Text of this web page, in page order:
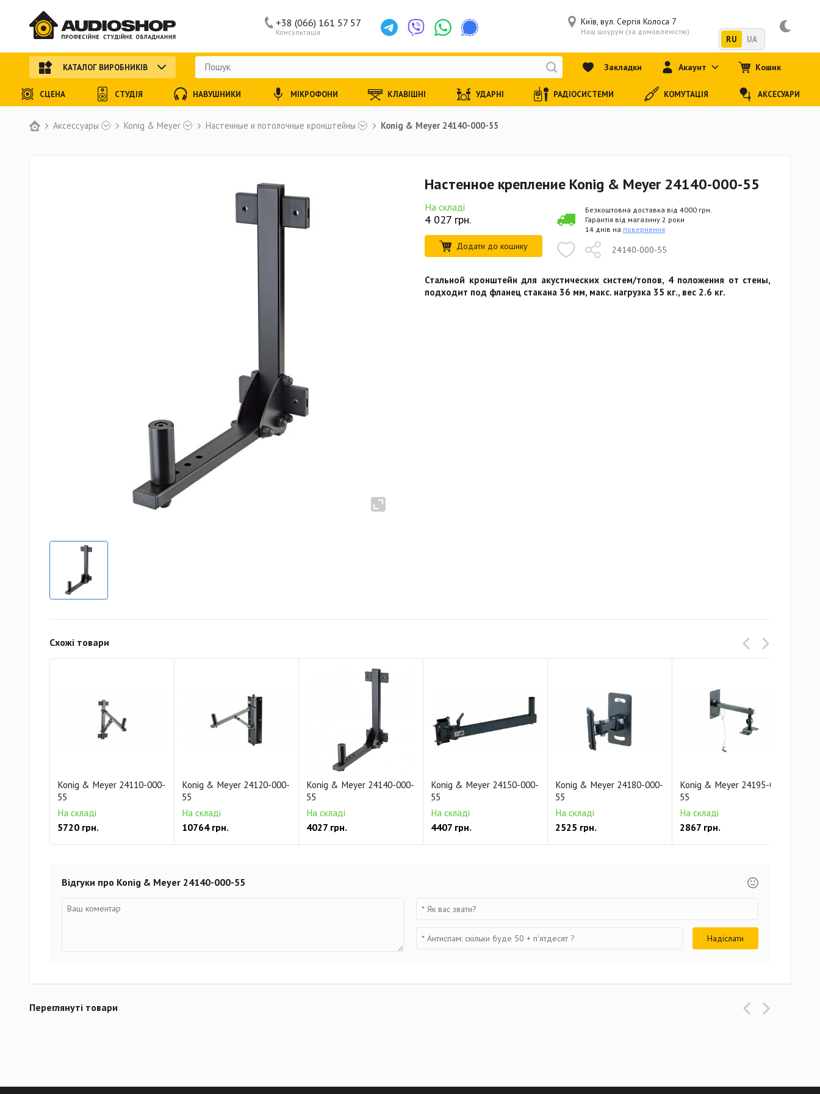
Аксессуары Konig & Meyer Настенные и потолочные кронштейны Konig & Meyer 24140-000-55
Настенное крепление Konig & Meyer 24140-000-55
На складі
4 027 грн.
Додати до кошику 24140-000-55
Безкоштовна доставка від 4000 грн.
Гарантія від магазину 2 роки
14 днів на повернення
Стальной кронштейн для акустических систем/топов, 4 положения от стены,
подходит под фланец стакана 36 мм, макс. нагрузка 35 кг., вес 2.6 кг.
Схожі товари
Konig & Meyer 24110-000-
55
На складі
5720 грн.
Konig & Meyer 24120-000-
55
На складі
10764 грн.
Konig & Meyer 24140-000-
55
На складі
4027 грн.
Konig & Meyer 24150-000-
55
На складі
4407 грн.
Konig & Meyer 24180-000-
55
На складі
2525 грн.
Konig & Meyer 24195-000-
55
На складі
2867 грн.
Відгуки про Konig & Meyer 24140-000-55
Переглянуті товари
Консультація
+38 (066) 161 57 57 Київ, вул. Сергія Колоса 7
Наш шоурум (за домовленістю)
RU UA
КАТАЛОГ ВИРОБНИКІВ Закладки Акаунт Кошик
СЦЕНА СТУДІЯ НАВУШНИКИ МІКРОФОНИ КЛАВІШНІ УДАРНІ РАДІОСИСТЕМИ КОМУТАЦІЯ АКСЕСУАРИ